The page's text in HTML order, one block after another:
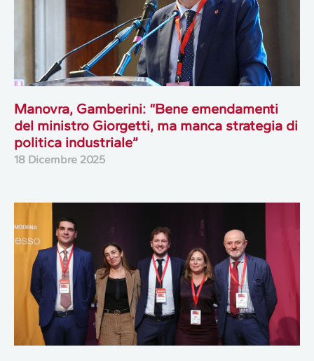
Manovra, Gamberini: “Bene emendamenti
del ministro Giorgetti, ma manca strategia di
politica industriale”
18 Dicembre 2025